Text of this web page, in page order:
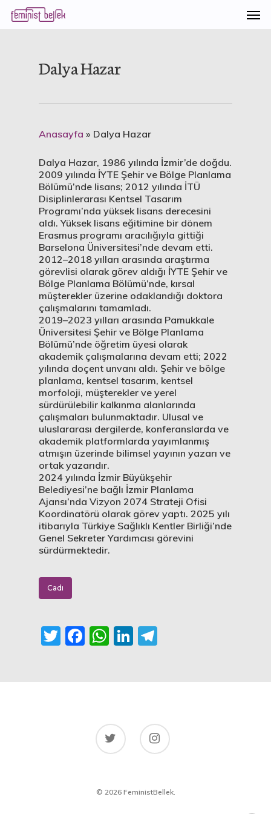
Dalya Hazar
Anasayfa » Dalya Hazar
Dalya Hazar, 1986 yılında İzmir’de doğdu.
2009 yılında İYTE Şehir ve Bölge Planlama
Bölümü’nde lisans; 2012 yılında İTÜ
Disiplinlerarası Kentsel Tasarım
Programı’nda yüksek lisans derecesini
aldı. Yüksek lisans eğitimine bir dönem
Erasmus programı aracılığıyla gittiği
Barselona Üniversitesi’nde devam etti.
2012–2018 yılları arasında araştırma
görevlisi olarak görev aldığı İYTE Şehir ve
Bölge Planlama Bölümü’nde, kırsal
müşterekler üzerine odaklandığı doktora
çalışmalarını tamamladı.
2019–2023 yılları arasında Pamukkale
Üniversitesi Şehir ve Bölge Planlama
Bölümü’nde öğretim üyesi olarak
akademik çalışmalarına devam etti; 2022
yılında doçent unvanı aldı. Şehir ve bölge
planlama, kentsel tasarım, kentsel
morfoloji, müşterekler ve yerel
sürdürülebilir kalkınma alanlarında
çalışmaları bulunmaktadır. Ulusal ve
uluslararası dergilerde, konferanslarda ve
akademik platformlarda yayımlanmış
atmışın üzerinde bilimsel yayının yazarı ve
ortak yazarıdır.
2024 yılında İzmir Büyükşehir
Belediyesi’ne bağlı İzmir Planlama
Ajansı’nda Vizyon 2074 Strateji Ofisi
Koordinatörü olarak görev yaptı. 2025 yılı
itibarıyla Türkiye Sağlıklı Kentler Birliği’nde
Genel Sekreter Yardımcısı görevini
sürdürmektedir.
Cadı
Twitter
Facebook
WhatsApp
LinkedIn
© 2026 FeministBellek.